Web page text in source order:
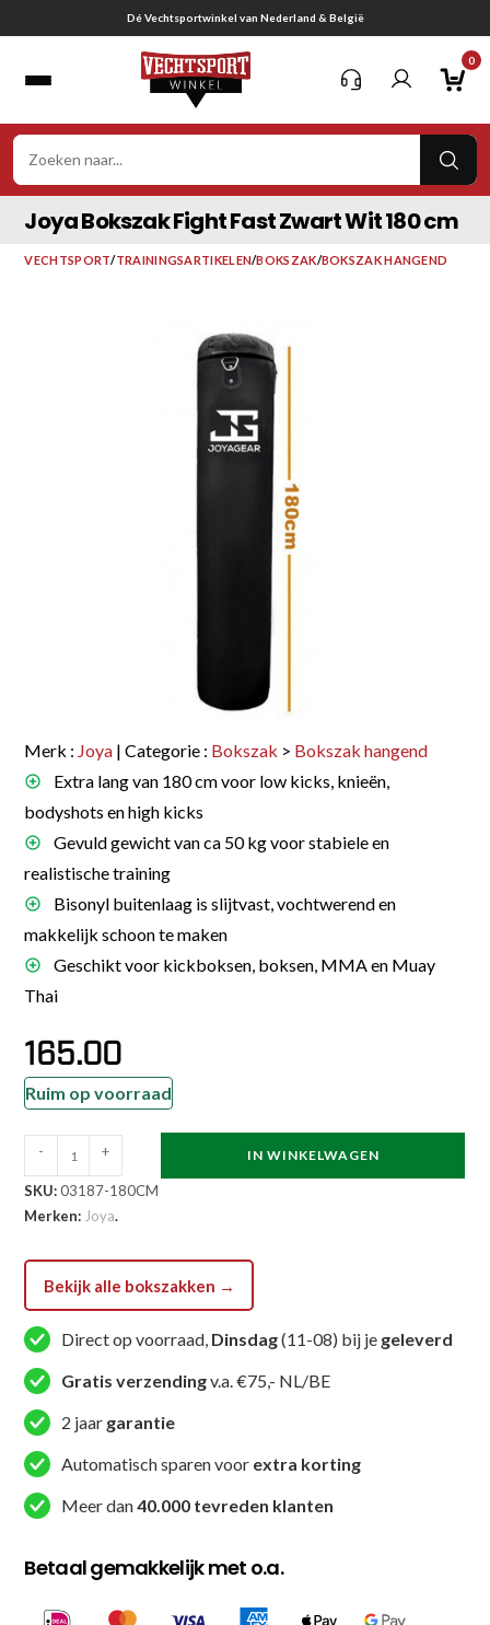
naar
Gratis verzending vanaf € 75,-
0
Joya Bokszak Fight Fast Zwart Wit 180 cm
VECHTSPORT/TRAININGSARTIKELEN/BOKSZAK/BOKSZAK HANGEND
Merk : Joya | Categorie : Bokszak > Bokszak hangend
Extra lang van 180 cm voor low kicks, knieën,
bodyshots en high kicks
Gevuld gewicht van ca 50 kg voor stabiele en
realistische training
Bisonyl buitenlaag is slijtvast, vochtwerend en
makkelijk schoon te maken
Geschikt voor kickboksen, boksen, MMA en Muay
Thai
165.00
Ruim op voorraad
Joya
Bokszak
Fight
Zwart
Wit
180
cm
aantal
- + IN WINKELWAGEN
SKU:03187-180CM
Merken: Joya.
Bekijk alle bokszakken →
Direct op voorraad, Dinsdag(11-08) bij je geleverd
Gratis verzendingv.a. €75,- NL/BE
2 jaar garantie
Automatisch sparen voor extra korting
Meer dan40.000 tevreden klanten
Betaal gemakkelijk met o.a.